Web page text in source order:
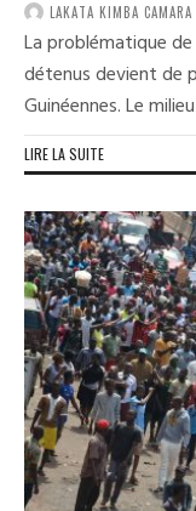
LAKATA KIMBA CAMARA
La problématique
détenus devient de
Guinéennes. Le
LIRE LA SUITE